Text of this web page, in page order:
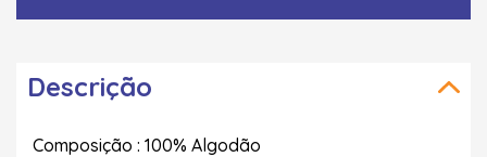
Descrição
Composição : 100% Algodão